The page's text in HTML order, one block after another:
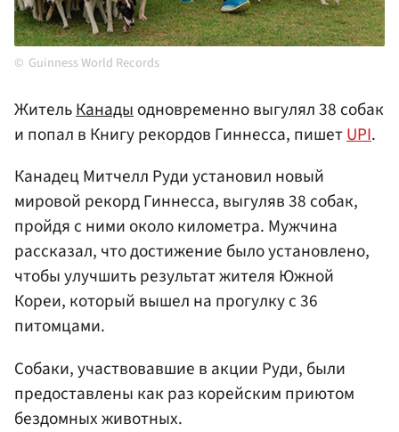
Guinness World Records
ЖительКанадыодновременно выгулял 38 собак
и попал в Книгу рекордов Гиннесса, пишетUPI.
Канадец Митчелл Руди установил новый
мировой рекорд Гиннесса, выгуляв 38 собак,
пройдя с ними около километра. Мужчина
рассказал, что достижение было установлено,
чтобы улучшить результат жителя Южной
Кореи, который вышел на прогулку с 36
питомцами.
Собаки, участвовавшие в акции Руди, были
предоставлены как раз корейским приютом
бездомных животных.